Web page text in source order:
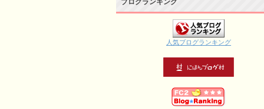
ブログランキング
人気ブログランキング